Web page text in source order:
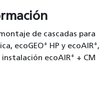
de cascadas para
ecoGEO+ HP y ecoAIR+,
ecoAIR+ + CM